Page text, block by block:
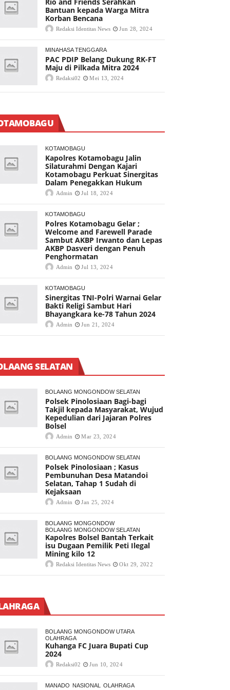
Bantuan kepada Warga Mitra
Korban Bencana
Redaksi Identitas News Jun 28, 2024
MINAHASA TENGGARA
PAC PDIP Belang Dukung RK-FT
Maju di Pilkada Mitra 2024
Redaksi02 Mei 13, 2024
KOTAMOBAGU
Kapolres Kotamobagu Jalin
Silaturahmi Dengan Kajari
Kotamobagu Perkuat Sinergitas
Dalam Penegakkan Hukum
Admin Jul 18, 2024
KOTAMOBAGU
Polres Kotamobagu Gelar ;
Welcome and Farewell Parade
Sambut AKBP Irwanto dan Lepas
AKBP Dasveri dengan Penuh
Penghormatan
Admin Jul 13, 2024
KOTAMOBAGU
Sinergitas TNI-Polri Warnai Gelar
Bakti Religi Sambut Hari
Bhayangkara ke-78 Tahun 2024
Admin Jun 21, 2024
SELATAN
BOLAANG MONGONDOW SELATAN
Polsek Pinolosiaan Bagi-bagi
Takjil kepada Masyarakat, Wujud
Kepedulian dari Jajaran Polres
Bolsel
Admin Mar 23, 2024
BOLAANG MONGONDOW SELATAN
Polsek Pinolosiaan ; Kasus
Pembunuhan Desa Matandoi
Selatan, Tahap 1 Sudah di
Kejaksaan
Admin Jan 25, 2024
BOLAANG MONGONDOW
BOLAANG MONGONDOW SELATAN
Kapolres Bolsel Bantah Terkait
isu Dugaan Pemilik Peti Ilegal
Mining kilo 12
Redaksi Identitas News Okt 29, 2022
BOLAANG MONGONDOW UTARA
OLAHRAGA
Kuhanga FC Juara Bupati Cup
2024
Redaksi02 Jun 10, 2024
MANADO NASIONAL OLAHRAGA